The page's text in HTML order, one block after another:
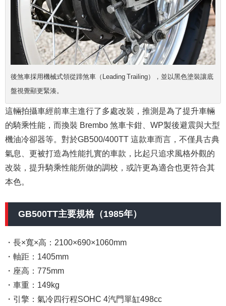
後煞車採用機械式領從蹄煞車（Leading Trailing），並以黑色塗裝讓底
盤視覺顯更緊湊。
這輛拍攝車經前車主進行了多處改裝，推測是為了提升車輛
的騎乘性能，而換裝 Brembo 煞車卡鉗、WP製後避震與大型
機油冷卻器等。對於GB500/400TT 這款車而言，不僅具古典
氣息、更被打造為性能扎實的車款，比起只追求風格外觀的
改裝，提升騎乘性能所做的調校，或許更為適合也更符合其
本色。
GB500TT主要規格（1985年）
・長×寬×高：2100×690×1060mm
・軸距：1405mm
・座高：775mm
・車重：149kg
・引擎：氣冷四行程SOHC 4汽門單缸498cc